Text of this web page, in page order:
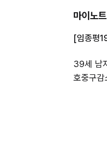
마이노트
[임종평
39세 남
호중구